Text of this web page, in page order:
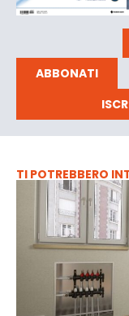
ABBONATI
TI POTREBBERO